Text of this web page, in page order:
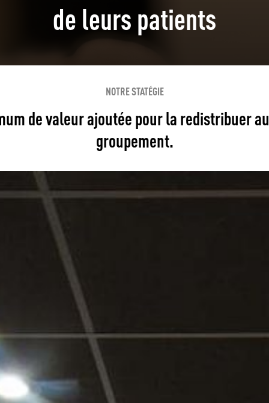
de leurs patients
NOTRE STATÉGIE
de valeur ajoutée pour la redistribuer
groupement.